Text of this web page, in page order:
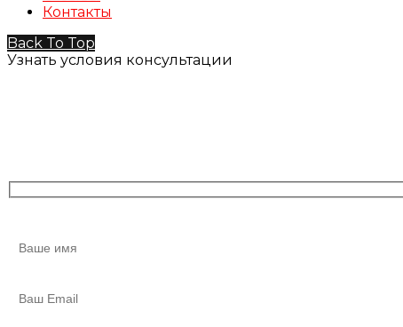
Контакты
Back To Top
Узнать условия консультации